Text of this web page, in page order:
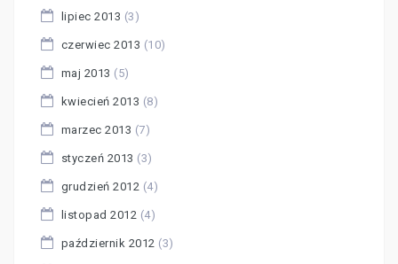
lipiec 2013 (3)
czerwiec 2013 (10)
maj 2013 (5)
kwiecień 2013 (8)
marzec 2013 (7)
styczeń 2013 (3)
grudzień 2012 (4)
listopad 2012 (4)
październik 2012 (3)